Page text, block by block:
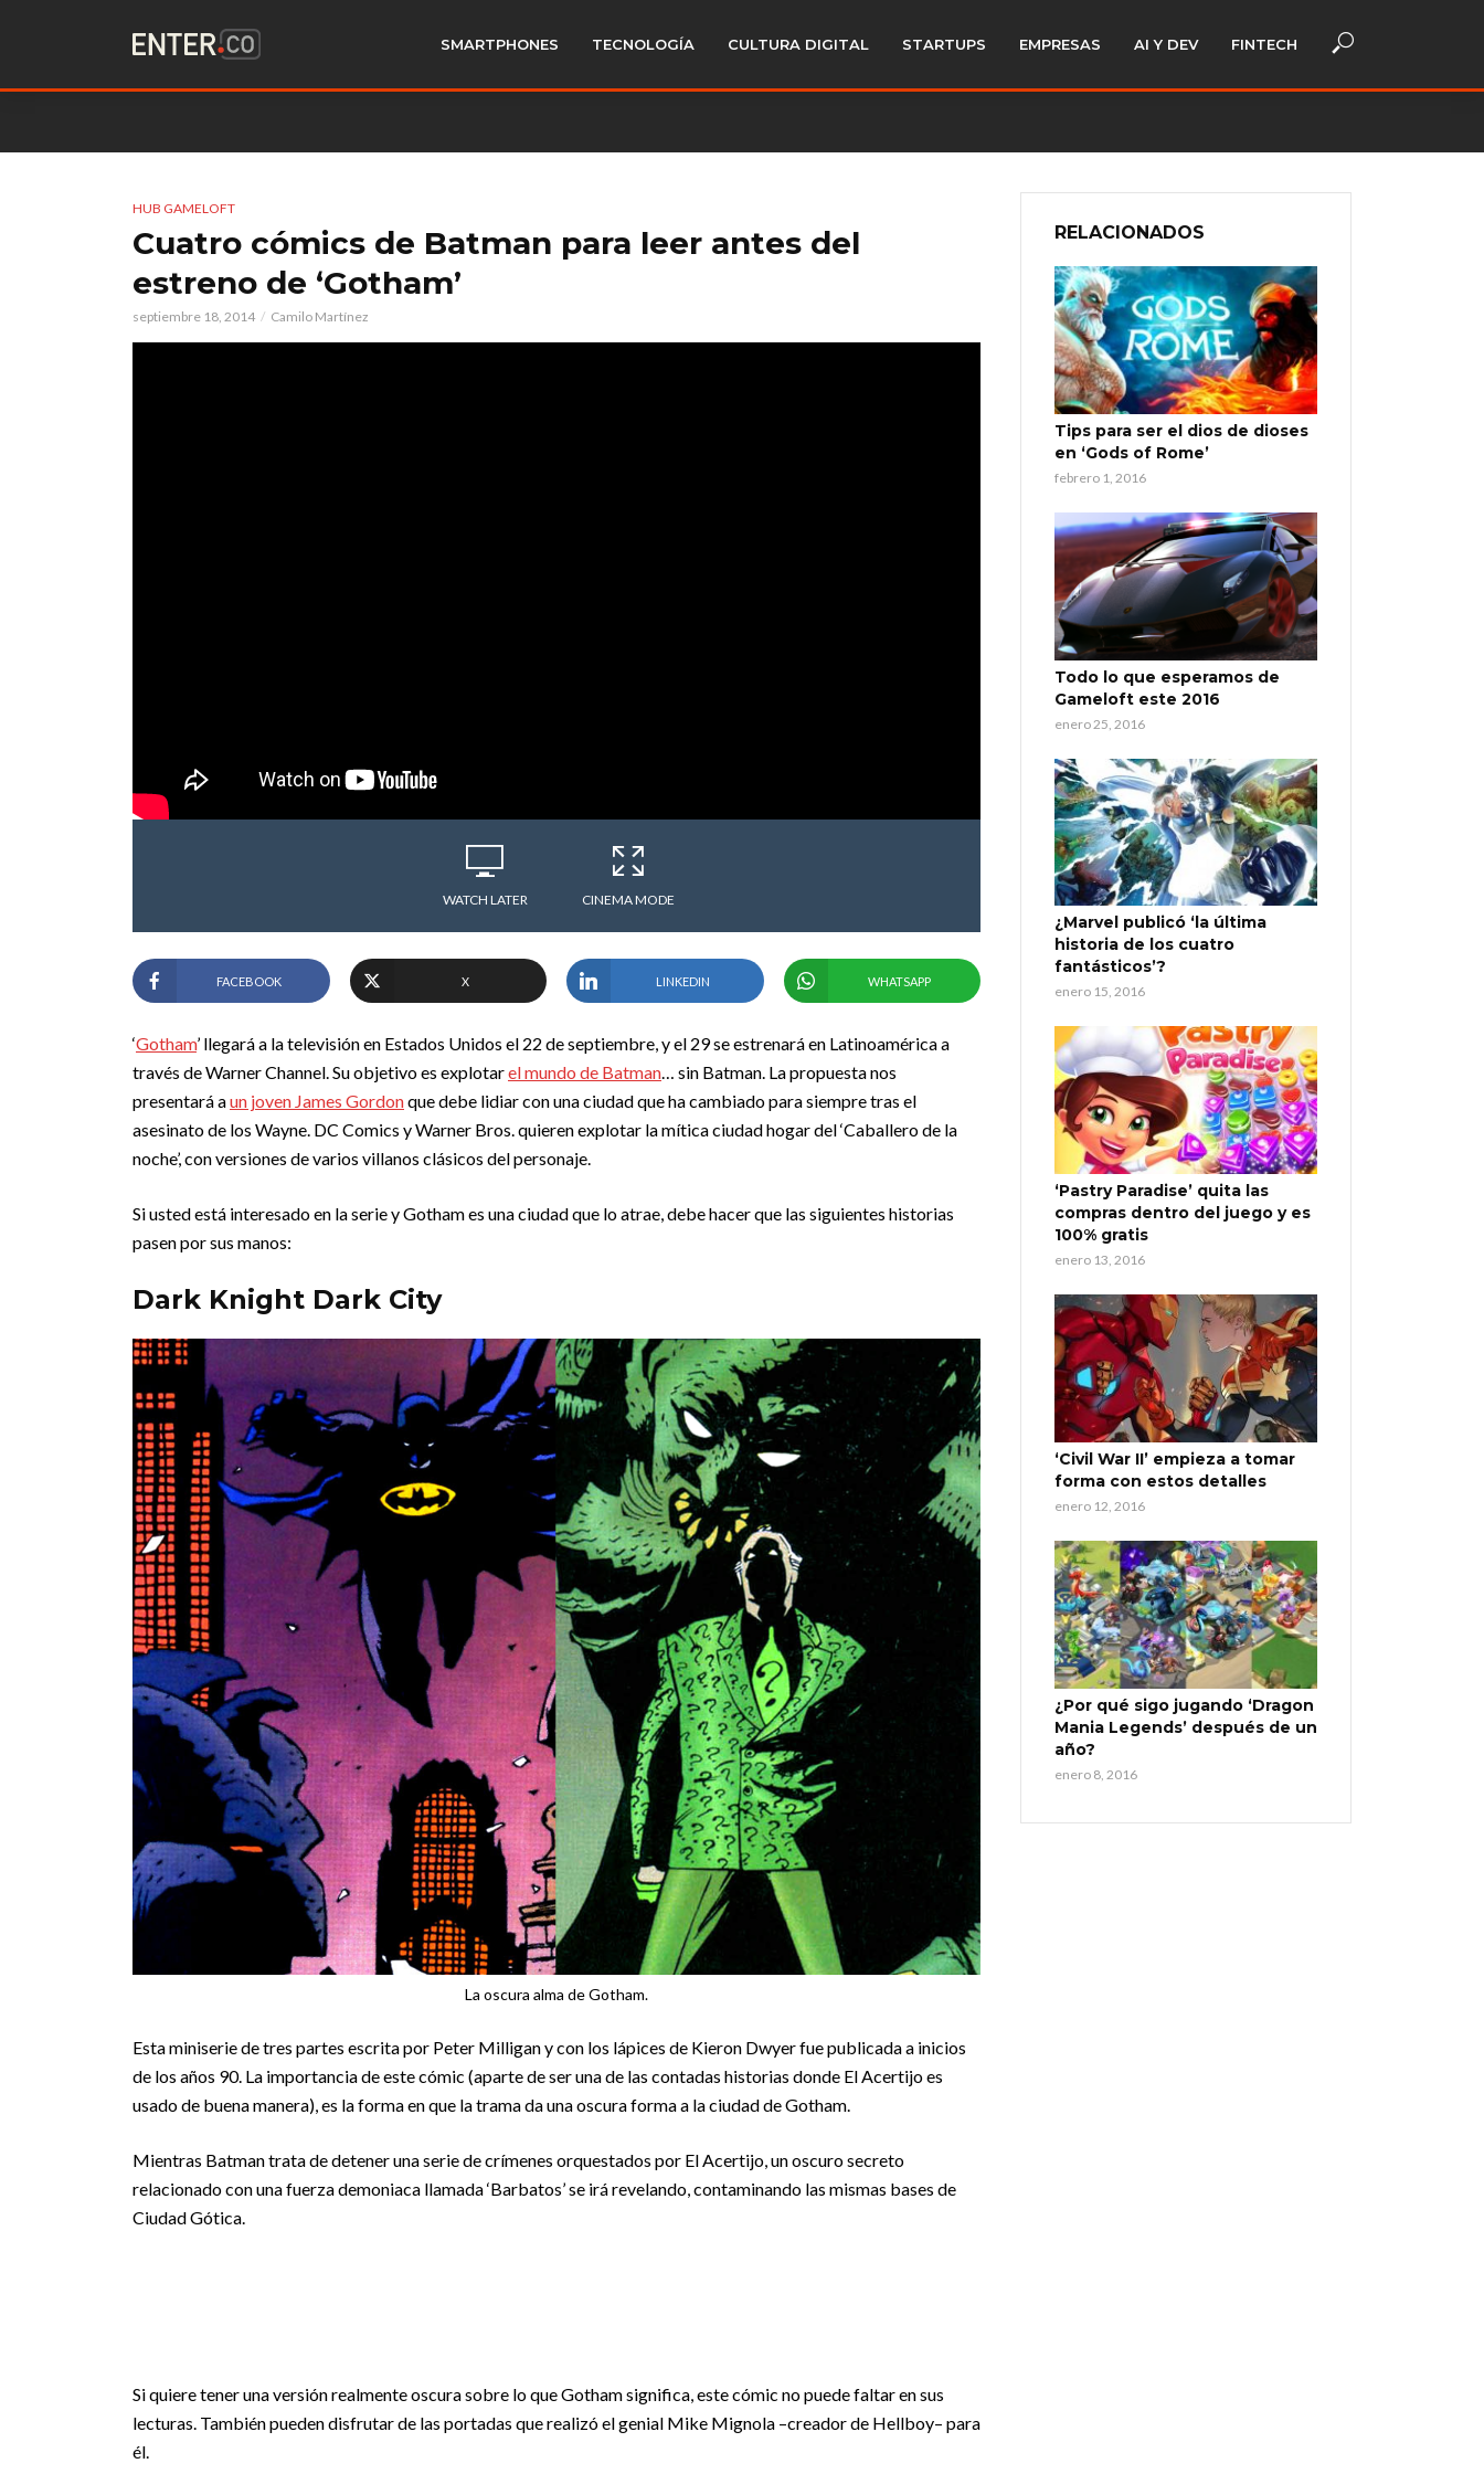
SMARTPHONES TECNOLOGÍA CULTURA DIGITAL STARTUPS EMPRESAS AI Y DEV FINTECH
HUB GAMELOFT
Cuatro cómics de Batman para leer antes del
estreno de ‘Gotham’
septiembre 18, 2014 Camilo Martínez
WATCH LATER CINEMA MODE
FACEBOOK X LINKEDIN WHATSAPP
‘Gotham’ llegará a la televisión en Estados Unidos el 22 de septiembre, y el 29 se estrenará en Latinoamérica a
través de Warner Channel. Su objetivo es explotarel mundo de Batman… sin Batman. La propuesta nos
presentará aun joven James Gordonque debe lidiar con una ciudad que ha cambiado para siempre tras el
asesinato de los Wayne. DC Comics y Warner Bros. quieren explotar la mítica ciudad hogar del ‘Caballero de la
noche’, con versiones de varios villanos clásicos del personaje.
Si usted está interesado en la serie y Gotham es una ciudad que lo atrae, debe hacer que las siguientes historias
pasen por sus manos:
Dark Knight Dark City
La oscura alma de Gotham.
Esta miniserie de tres partes escrita por Peter Milligan y con los lápices de Kieron Dwyer fue publicada a inicios
de los años 90. La importancia de este cómic (aparte de ser una de las contadas historias donde El Acertijo es
usado de buena manera), es la forma en que la trama da una oscura forma a la ciudad de Gotham.
Mientras Batman trata de detener una serie de crímenes orquestados por El Acertijo, un oscuro secreto
relacionado con una fuerza demoniaca llamada ‘Barbatos’ se irá revelando, contaminando las mismas bases de
Ciudad Gótica.
Si quiere tener una versión realmente oscura sobre lo que Gotham significa, este cómic no puede faltar en sus
lecturas. También pueden disfrutar de las portadas que realizó el genial Mike Mignola –creador de Hellboy– para
él.
RELACIONADOS
Tips para ser el dios de dioses
en ‘Gods of Rome’
febrero 1, 2016
Todo lo que esperamos de
Gameloft este 2016
enero 25, 2016
¿Marvel publicó ‘la última
historia de los cuatro
fantásticos’?
enero 15, 2016
‘Pastry Paradise’ quita las
compras dentro del juego y es
100% gratis
enero 13, 2016
‘Civil War II’ empieza a tomar
forma con estos detalles
enero 12, 2016
¿Por qué sigo jugando ‘Dragon
Mania Legends’ después de un
año?
enero 8, 2016